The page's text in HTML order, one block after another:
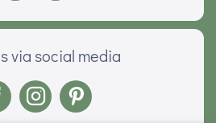
via social media